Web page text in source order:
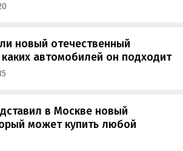
новый отечественный
автомобилей он подходит
в Москве новый
может купить любой